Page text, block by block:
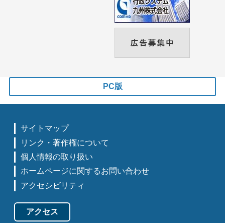
PC版
サイトマップ
リンク・著作権について
個人情報の取り扱い
ホームページに関するお問い合わせ
アクセシビリティ
アクセス